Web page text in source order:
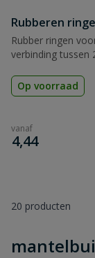
Rubberen
Rubber ringen
verbinding tussen
Op voorraad
vanaf
€
4,44
20 producten